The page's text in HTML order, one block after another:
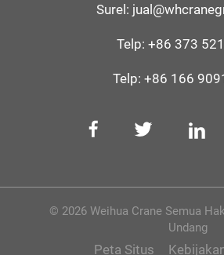
Surel:
Telp: +86 373
Telp: +86 166
© 2026 Weihua Crane Semua
Undang
Peta Situs